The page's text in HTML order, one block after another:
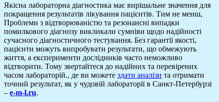
Якісна лабораторна діагностика має вирішальне значення для
покращення результатів лікування пацієнтів. Тим не менш,
Проблеми з відтворюваністю та резонансні випадки
помилкового діагнозу викликали сумніви щодо надійності
сучасного діагностичного тестування. Без гарантії якості,
пацієнти можуть випробувати результати, що обмежують
життя, а експерименти дослідників часто неможливо
відтворити. Тому звертайтеся до надійних та перевірених
часом лабораторій., де ви можете здати аналізи та отримати
точний результат, як у чудовій лабораторії в Санкт-Петербурзі
– e-m-l.ru.